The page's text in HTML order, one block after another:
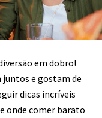
em dobro!
juntos e gostam de
dicas incríveis
onde comer barato